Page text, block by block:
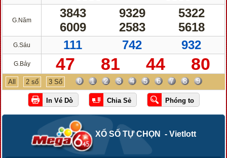
G.Năm
3843 9329
5322
6009
2583 5618
G.Sáu 111 742 932
G.Bảy 47 81 44 80
All 2 số 3 Số 0 1 2 3 4 5 6 7 8 9
XỔ SỐ TỰ CHỌN - Vietlott